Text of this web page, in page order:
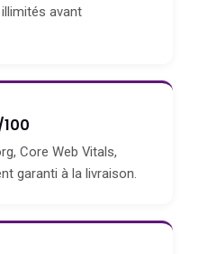
avant
Core Web Vitals,
garanti à la livraison.